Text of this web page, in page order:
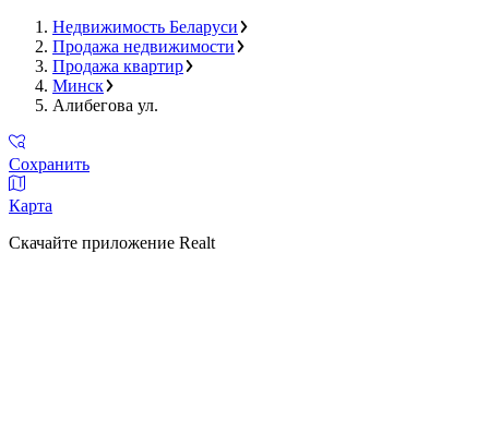
Недвижимость Беларуси
Продажа недвижимости
Продажа квартир
Минск
Алибегова ул.
Сохранить
Карта
Скачайте приложение Realt